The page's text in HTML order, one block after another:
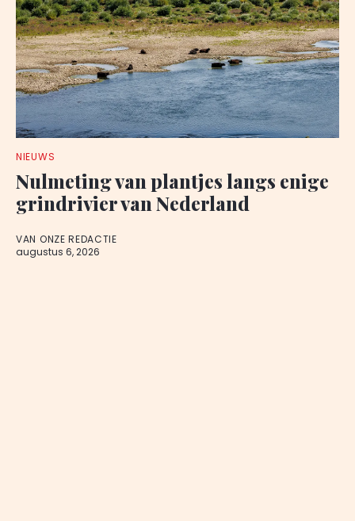
NIEUWS
Nulmeting van plantjes langs enige
grindrivier van Nederland
VAN ONZE REDACTIE
augustus 6, 2026